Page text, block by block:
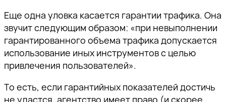
Еще одна уловка касается гарантии трафика. Она
звучит следующим образом: «при невыполнении
гарантированного объема трафика допускается
использование иных инструментов с целью
привлечения пользователей».
То есть, если гарантийных показателей достичь
не удастся, агентство имеет право (и скорее